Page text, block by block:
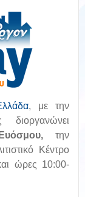
, με την
την
Κέντρο
ώρες 10:00-